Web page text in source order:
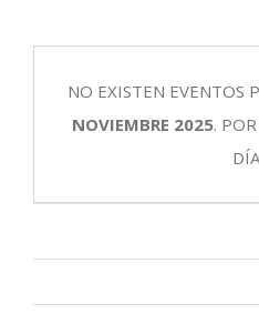
vistas
deNO EXISTEN EVENTOS
NOVIEMBRE 2025.